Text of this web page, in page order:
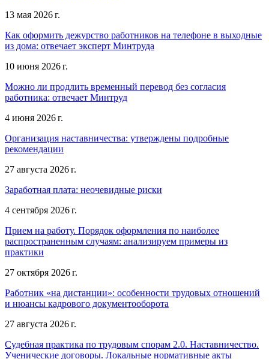
13 мая 2026 г.
Как оформить дежурство работников на телефоне в выходные
из дома: отвечает эксперт Минтруда
10 июня 2026 г.
Можно ли продлить временный перевод без согласия
работника: отвечает Минтруд
4 июня 2026 г.
Организация наставничества: утверждены подробные
рекомендации
27 августа 2026 г.
Заработная плата: неочевидные риски
4 сентября 2026 г.
Прием на работу. Порядок оформления по наиболее
распространенным случаям: анализируем примеры из
практики
27 октября 2026 г.
Работник «на дистанции»: особенности трудовых отношений
и нюансы кадрового документооборота
27 августа 2026 г.
Судебная практика по трудовым спорам 2.0. Наставничество.
Ученические договоры. Локальные нормативные акты